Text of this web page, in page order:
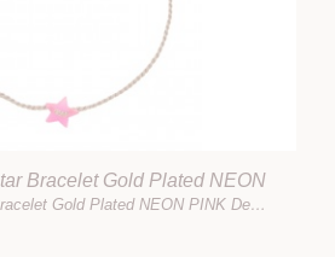
Bracelet Gold Plated NEON
Gold Plated NEON PINK De…